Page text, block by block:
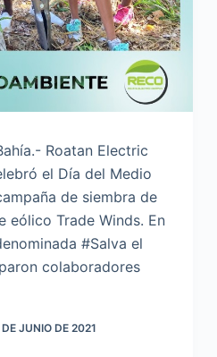
Roatan Electric
el Día del Medio
de siembra de
eólico Trade Winds. En
#Salva el
colaboradores
JUNIO DE 2021